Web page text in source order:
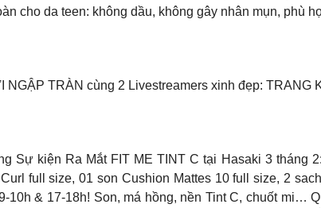
cho da teen: không dầu, không gây nhân mụn, phù
TRÀN cùng 2 Livestreamers xinh đẹp: TRANG
Sự kiện Ra Mắt FIT ME TINT C tại Hasaki 3 tháng
full size, 01 son Cushion Mattes 10 full size, 2
& 17-18h! Son, má hồng, nền Tint C, chuốt mi…